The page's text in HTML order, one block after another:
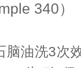
340）
脑油洗3次